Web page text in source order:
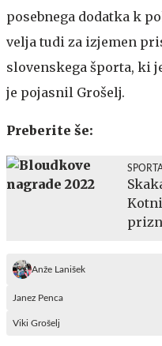
posebnega dodatka k
velja tudi za izjemen
slovenskega športa, ki
je pojasnil Grošelj.
Preberite še:
Anže Lanišek
Janez Penca
Viki Grošelj